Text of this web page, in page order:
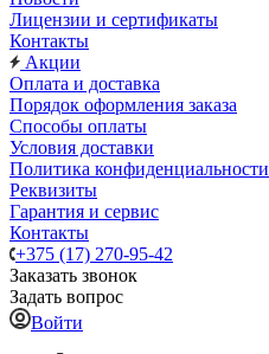
Лицензии и сертификаты
Контакты
Акции
Оплата и доставка
Порядок оформления заказа
Способы оплаты
Условия доставки
Политика конфиденциальности
Реквизиты
Гарантия и сервис
Контакты
+375 (17) 270-95-42
Заказать звонок
Задать вопрос
Войти